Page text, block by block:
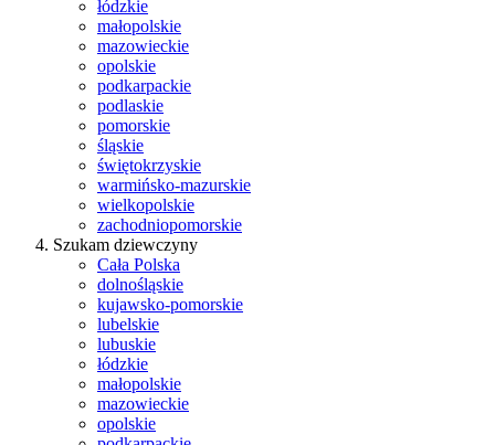
łódzkie
małopolskie
mazowieckie
opolskie
podkarpackie
podlaskie
pomorskie
śląskie
świętokrzyskie
warmińsko-mazurskie
wielkopolskie
zachodniopomorskie
Szukam dziewczyny
Cała Polska
dolnośląskie
kujawsko-pomorskie
lubelskie
lubuskie
łódzkie
małopolskie
mazowieckie
opolskie